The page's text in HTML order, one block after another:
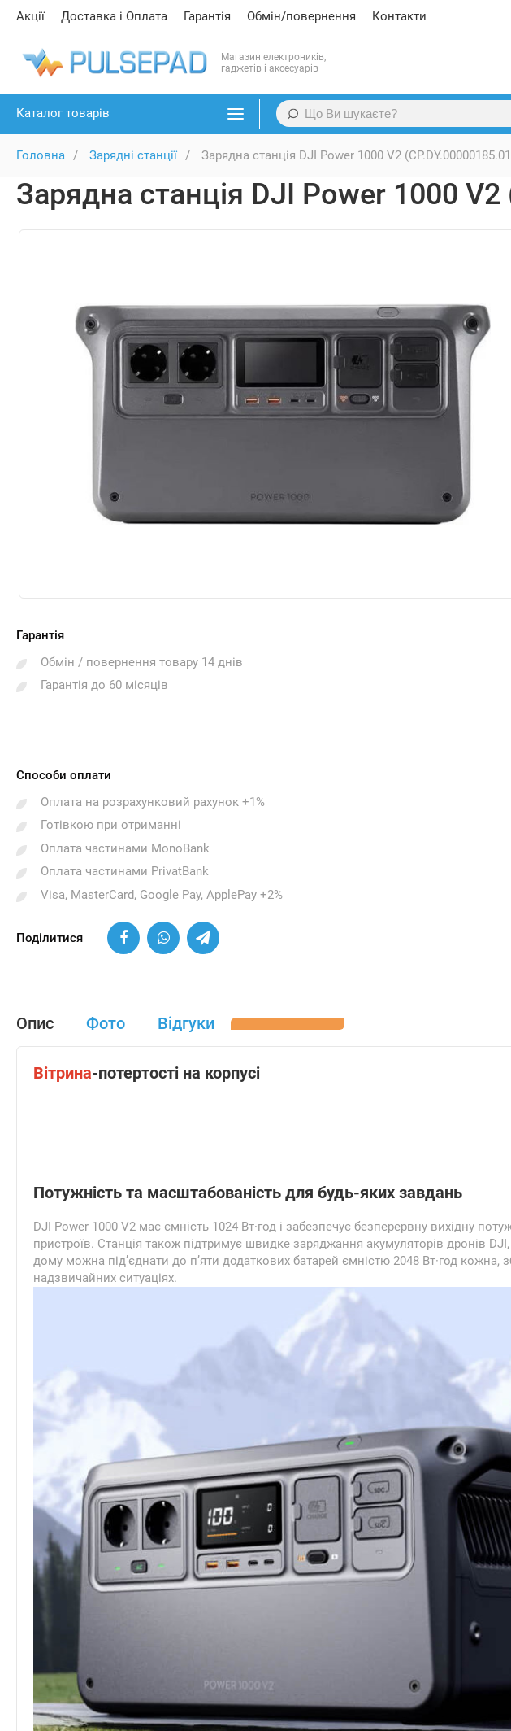
Магазин електроників,
гаджетів і аксесуарів
Акції Доставка і Оплата Гарантія Обмін/повернення Контакти
Каталог товарів
Головна Зарядні станції Зарядна станція DJI Power 1000 V2
Зарядна станція DJI Power 1000 V2
Гарантія
Обмін / повернення товару 14 днів
Гарантія до 60 місяців
Способи оплати
Оплата на розрахунковий рахунок +1%
Готівкою при отриманні
Оплата частинами MonoBank
Оплата частинами PrivatBank
Visa, MasterCard, Google Pay, ApplePay +2%
Поділитися
Опис Фото Відгуки
Вітрина-потертості на корпусі
Потужність та масштабованість для будь-яких завдань
DJI Power 1000 V2 має ємність 1024 Вт·год і забезпечує безперервну вихідну
пристроїв. Станція також підтримує швидке заряджання акумуляторів дронів
дому можна під’єднати до п’яти додаткових батарей ємністю 2048 Вт·год кожна,
надзвичайних ситуаціях.